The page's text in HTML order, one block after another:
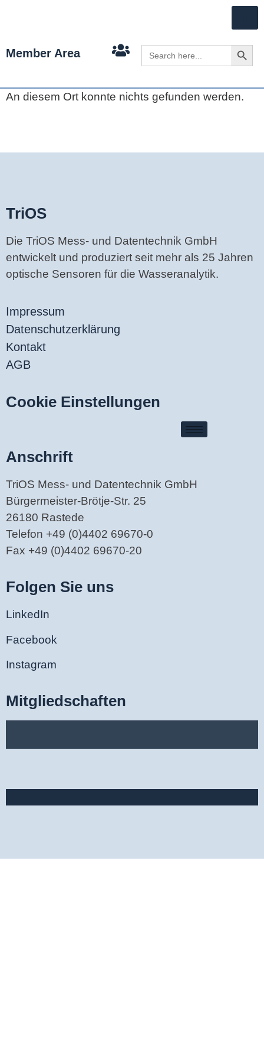
Member Area
Search
for:
Search
An diesem Ort konnte nichts gefunden werden.
TriOS
Die TriOS Mess- und Datentechnik GmbH
entwickelt und produziert seit mehr als 25 Jahren
optische Sensoren für die Wasseranalytik.
Impressum
Datenschutzerklärung
Kontakt
AGB
Cookie Einstellungen
Anschrift
TriOS Mess- und Datentechnik GmbH
Bürgermeister-Brötje-Str. 25
26180 Rastede
Telefon +49 (0)4402 69670-0
Fax +49 (0)4402 69670-20
Folgen Sie uns
LinkedIn
Facebook
Instagram
Mitgliedschaften